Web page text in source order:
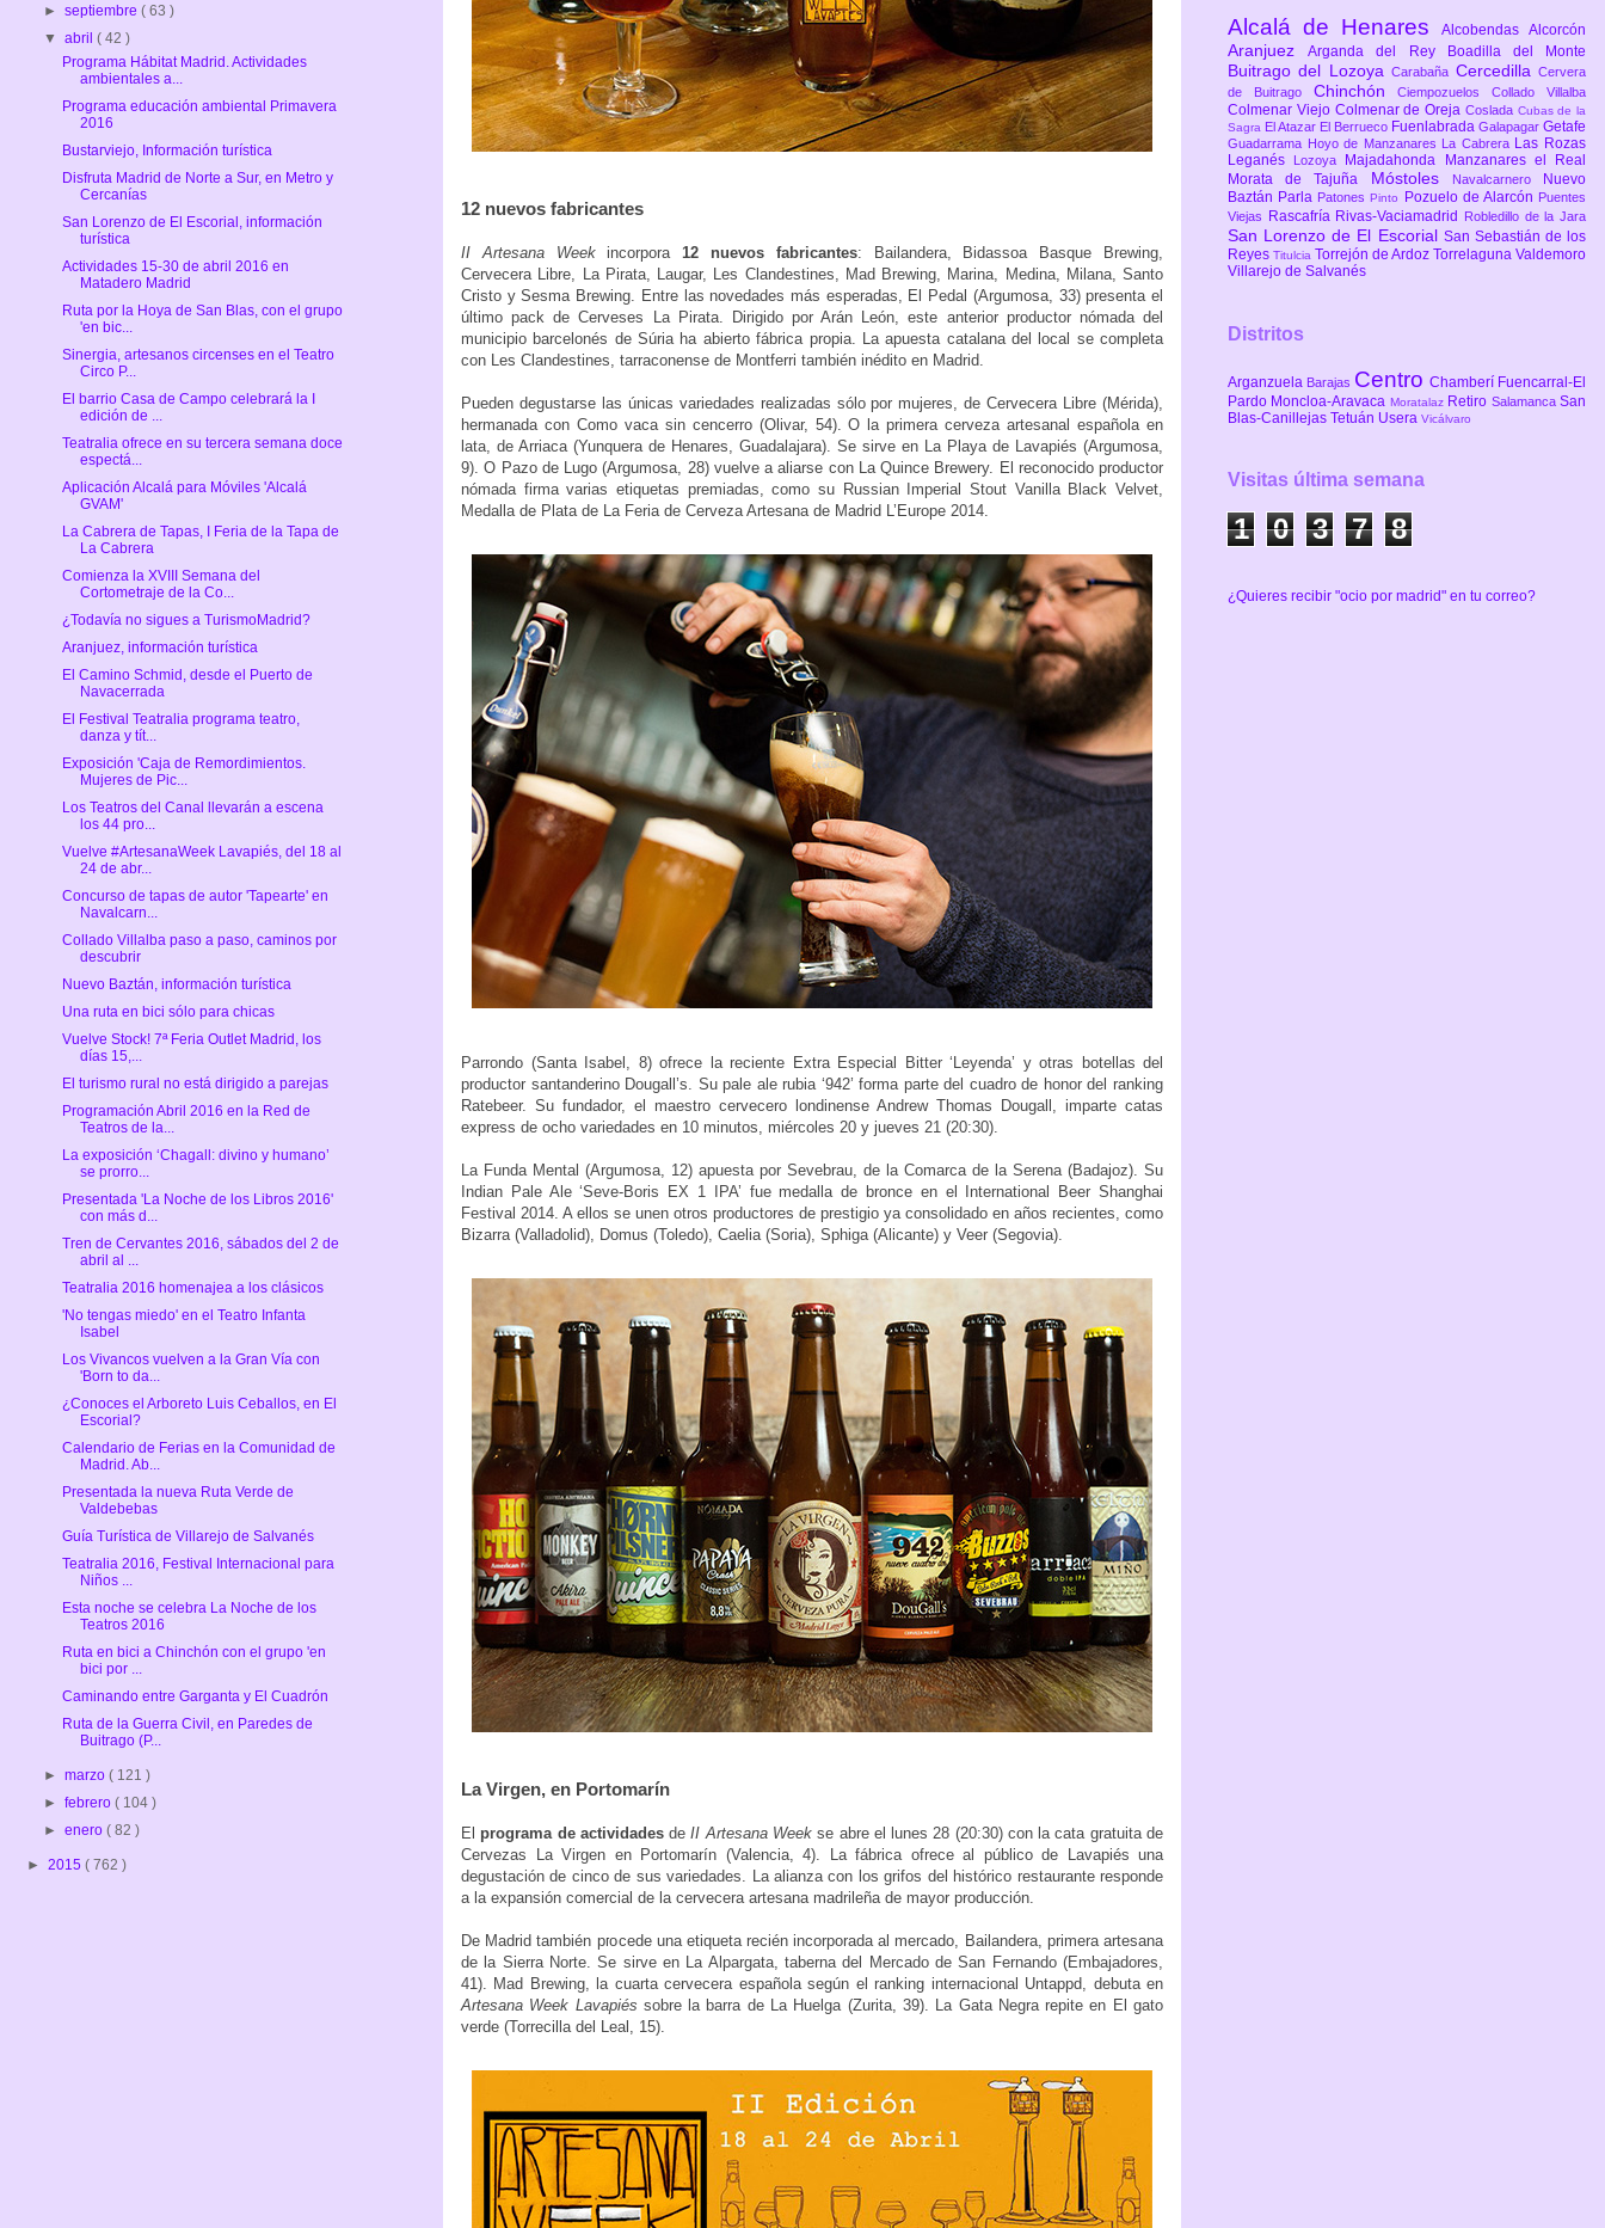
12 nuevos fabricantes
II Artesana Weekincorpora12 nuevos fabricantes: Bailandera, Bidassoa Basque Brewing,
Cervecera Libre, La Pirata, Laugar, Les Clandestines, Mad Brewing, Marina, Medina, Milana, Santo
Cristo y Sesma Brewing. Entre las novedades más esperadas, El Pedal (Argumosa, 33) presenta el
último pack de Cerveses La Pirata. Dirigido por Arán León, este anterior productor nómada del
municipio barcelonés de Súria ha abierto fábrica propia. La apuesta catalana del local se completa
con Les Clandestines, tarraconense de Montferri también inédito en Madrid.
Pueden degustarse las únicas variedades realizadas sólo por mujeres, de Cervecera Libre (Mérida),
hermanada con Como vaca sin cencerro (Olivar, 54). O la primera cerveza artesanal española en
lata, de Arriaca (Yunquera de Henares, Guadalajara). Se sirve en La Playa de Lavapiés (Argumosa,
9). O Pazo de Lugo (Argumosa, 28) vuelve a aliarse con La Quince Brewery. El reconocido productor
nómada firma varias etiquetas premiadas, como su Russian Imperial Stout Vanilla Black Velvet,
Medalla de Plata de La Feria de Cerveza Artesana de Madrid L’Europe 2014.
Parrondo (Santa Isabel, 8) ofrece la reciente Extra Especial Bitter ‘Leyenda’ y otras botellas del
productor santanderino Dougall’s. Su pale ale rubia ‘942’ forma parte del cuadro de honor del ranking
Ratebeer. Su fundador, el maestro cervecero londinense Andrew Thomas Dougall, imparte catas
express de ocho variedades en 10 minutos, miércoles 20 y jueves 21 (20:30).
La Funda Mental (Argumosa, 12) apuesta por Sevebrau, de la Comarca de la Serena (Badajoz). Su
Indian Pale Ale ‘Seve-Boris EX 1 IPA’ fue medalla de bronce en el International Beer Shanghai
Festival 2014. A ellos se unen otros productores de prestigio ya consolidado en años recientes, como
Bizarra (Valladolid), Domus (Toledo), Caelia (Soria), Sphiga (Alicante) y Veer (Segovia).
La Virgen, en Portomarín
El programa de actividadesdeII Artesana Weekse abre el lunes 28 (20:30) con la cata gratuita de
Cervezas La Virgen en Portomarín (Valencia, 4). La fábrica ofrece al público de Lavapiés una
degustación de cinco de sus variedades. La alianza con los grifos del histórico restaurante responde
a la expansión comercial de la cervecera artesana madrileña de mayor producción.
De Madrid también procede una etiqueta recién incorporada al mercado, Bailandera, primera artesana
de la Sierra Norte. Se sirve en La Alpargata, taberna del Mercado de San Fernando (Embajadores,
41). Mad Brewing, la cuarta cervecera española según el ranking internacional Untappd, debuta en
Artesana Week Lavapiés sobre la barra de La Huelga (Zurita, 39). La Gata Negra repite en El gato
verde (Torrecilla del Leal, 15).
►septiembre( 63 )
▼abril( 42 )
Programa Hábitat Madrid. Actividades
ambientales a...
Programa educación ambiental Primavera
2016
Bustarviejo, Información turística
Disfruta Madrid de Norte a Sur, en Metro y
Cercanías
San Lorenzo de El Escorial, información
turística
Actividades 15-30 de abril 2016 en
Matadero Madrid
Ruta por la Hoya de San Blas, con el grupo
'en bic...
Sinergia, artesanos circenses en el Teatro
Circo P...
El barrio Casa de Campo celebrará la I
edición de ...
Teatralia ofrece en su tercera semana doce
espectá...
Aplicación Alcalá para Móviles 'Alcalá
GVAM'
La Cabrera de Tapas, I Feria de la Tapa de
La Cabrera
Comienza la XVIII Semana del
Cortometraje de la Co...
¿Todavía no sigues a TurismoMadrid?
Aranjuez, información turística
El Camino Schmid, desde el Puerto de
Navacerrada
El Festival Teatralia programa teatro,
danza y tít...
Exposición 'Caja de Remordimientos.
Mujeres de Pic...
Los Teatros del Canal llevarán a escena
los 44 pro...
Vuelve #ArtesanaWeek Lavapiés, del 18 al
24 de abr...
Concurso de tapas de autor 'Tapearte' en
Navalcarn...
Collado Villalba paso a paso, caminos por
descubrir
Nuevo Baztán, información turística
Una ruta en bici sólo para chicas
Vuelve Stock! 7ª Feria Outlet Madrid, los
días 15,...
El turismo rural no está dirigido a parejas
Programación Abril 2016 en la Red de
Teatros de la...
La exposición ‘Chagall: divino y humano’
se prorro...
Presentada 'La Noche de los Libros 2016'
con más d...
Tren de Cervantes 2016, sábados del 2 de
abril al ...
Teatralia 2016 homenajea a los clásicos
'No tengas miedo' en el Teatro Infanta
Isabel
Los Vivancos vuelven a la Gran Vía con
'Born to da...
¿Conoces el Arboreto Luis Ceballos, en El
Escorial?
Calendario de Ferias en la Comunidad de
Madrid. Ab...
Presentada la nueva Ruta Verde de
Valdebebas
Guía Turística de Villarejo de Salvanés
Teatralia 2016, Festival Internacional para
Niños ...
Esta noche se celebra La Noche de los
Teatros 2016
Ruta en bici a Chinchón con el grupo 'en
bici por ...
Caminando entre Garganta y El Cuadrón
Ruta de la Guerra Civil, en Paredes de
Buitrago (P...
►marzo( 121 )
►febrero( 104 )
►enero( 82 )
► 2015 ( 762 )
Alcalá de Henares Alcobendas Alcorcón
AranjuezArganda del Rey Boadilla del Monte
Buitrago del LozoyaCarabaña CercedillaCervera
de Buitrago ChinchónCiempozuelosCollado Villalba
Colmenar Viejo Colmenar de Oreja Coslada Cubas de la
Sagra El Atazar El Berrueco Fuenlabrada Galapagar Getafe
Guadarrama Hoyo de Manzanares La Cabrera Las Rozas
Leganés
Lozoya Majadahonda
Manzanares el Real
Morata de Tajuña Móstoles Navalcarnero
Nuevo
Baztán Parla PatonesPinto Pozuelo de Alarcón Puentes
Viejas
Rascafría Rivas-Vaciamadrid Robledillo de la Jara
San Lorenzo de El Escorial San Sebastián de los
Reyes Titulcia Torrejón de Ardoz Torrelaguna Valdemoro
Villarejo de Salvanés
Distritos
Arganzuela Barajas Centro Chamberí Fuencarral-El
Pardo Moncloa-Aravaca Moratalaz Retiro SalamancaSan
Blas-Canillejas Tetuán Usera Vicálvaro
Visitas última semana
1 0 3 7 8
¿Quieres recibir "ocio por madrid" en tu correo?